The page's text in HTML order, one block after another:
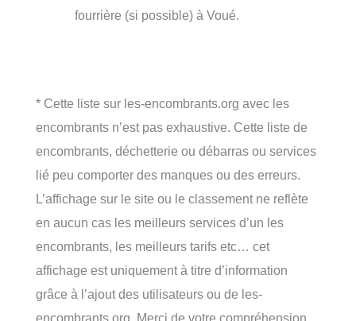
fourrière (si possible) à Voué.
* Cette liste sur les-encombrants.org avec les
encombrants n’est pas exhaustive. Cette liste de
encombrants, déchetterie ou débarras ou services
lié peu comporter des manques ou des erreurs.
L’affichage sur le site ou le classement ne reflète
en aucun cas les meilleurs services d’un les
encombrants, les meilleurs tarifs etc… cet
affichage est uniquement à titre d’information
grâce à l’ajout des utilisateurs ou de les-
encombrants.org. Merci de votre compréhension.